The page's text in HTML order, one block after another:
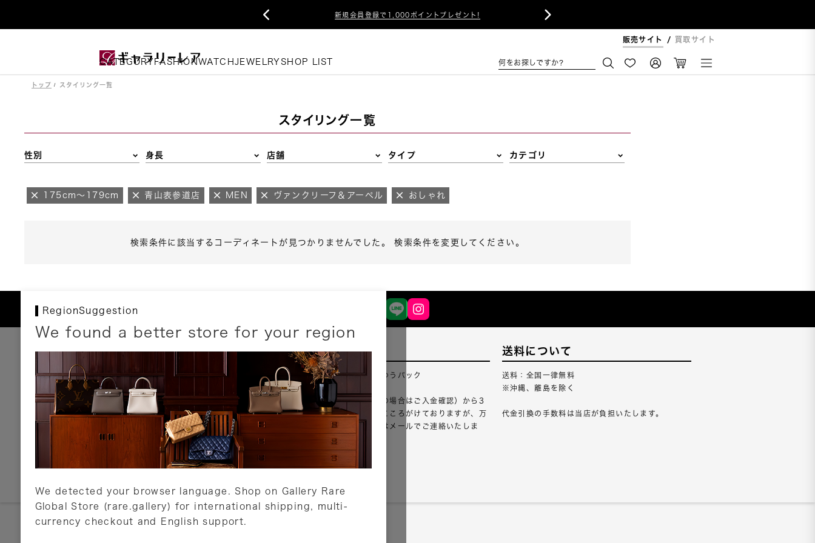
新規会員登録で1,000ポイントプレゼント!
 
販売サイト 買取サイト
CATEGORY FASHIONWATCHJEWELRY SHOP LIST 何をお探しですか?
トップ スタイリング一覧
スタイリング一覧
性別 身長 店舗 タイプ カテゴリ
175cm～179cm 青山表参道店 MEN ヴァンクリーフ＆アーペル おしゃれ
検索条件に該当するコーディネートが見つかりませんでした。 検索条件を変更してください。
RegionSuggestion
We found a better store for your region
We detected your browser language. Shop on Gallery Rare
Global Store (rare.gallery) for international shipping, multi-
currency checkout and English support.
お支払いについて
以下のお支払方法が利用可能です。
クレジットカード
ショッピングローン
銀行振込・郵便振替
代金引換
Amazon Pay
PayPay
店頭支払い
詳しくはこちら
配送について
配送業者：佐川急便・ゆうパック
ご注文確認（銀行振込の場合はご入金確認）から3
営業日以内のご出荷をこころがけておりますが、万
が一出荷が遅れる場合はメールでご連絡いたしま
詳しくはこちら
送料について
送料：全国一律無料
※沖縄、離島を除く
代金引換の手数料は当店が負担いたします。